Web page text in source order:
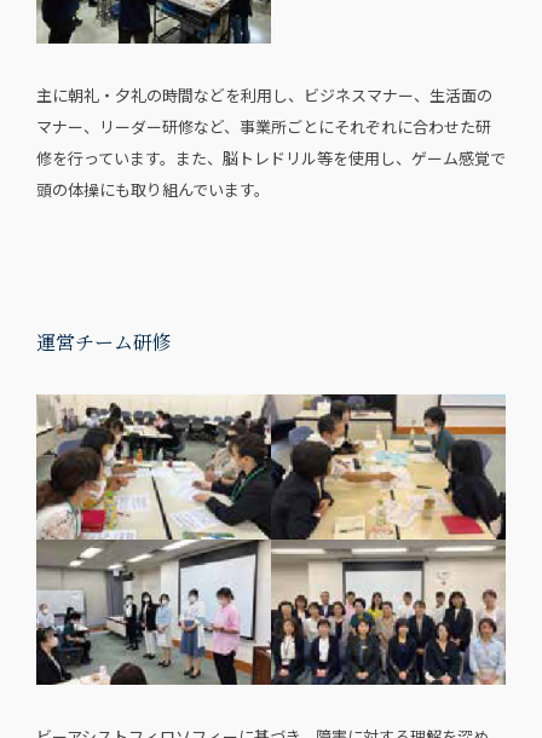
主に朝礼・夕礼の時間などを利用し、ビジネスマナー、生活面の
マナー、リーダー研修など、事業所ごとにそれぞれに合わせた研
修を行っています。また、脳トレドリル等を使用し、ゲーム感覚で
頭の体操にも取り組んでいます。
運営チーム研修